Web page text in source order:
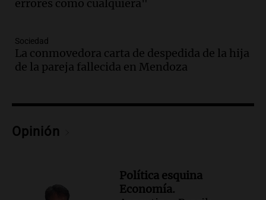
Federal Sancor Seguros y adelantó su
Episodios
Audio.Cierre del Paso Internacional
Cristo Redentor por acumulación de
Audio.
Episodios
errores como cualquiera"
Sociedad
La conmovedora carta de despedida de la hija
de la pareja fallecida en Mendoza
Opinión
Política esquina
Economía.